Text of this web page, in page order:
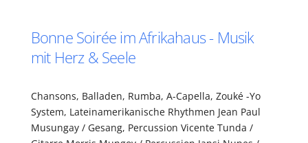
Bonne Soirée im Afrikahaus - Musik
mit Herz & Seele
Chansons, Balladen, Rumba, A-Capella, Zouké -Yo
System, Lateinamerikanische Rhythmen Jean Paul
Musungay / Gesang, Percussion Vicente Tunda /